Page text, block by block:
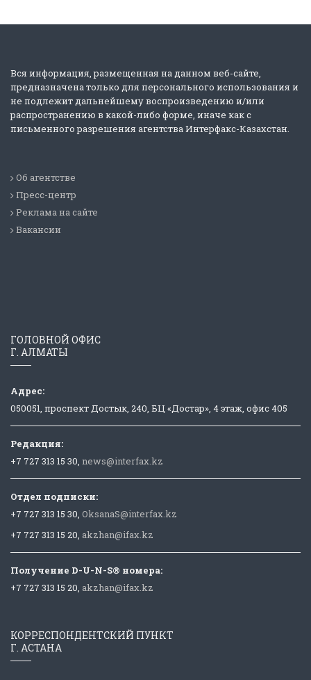
Вся информация, размещенная на данном веб-сайте,
предназначена только для персонального использования и
не подлежит дальнейшему воспроизведению и/или
распространению в какой-либо форме, иначе как с
письменного разрешения агентства Интерфакс-Казахстан.
Об агентстве
Пресс-центр
Реклама на сайте
Вакансии
ГОЛОВНОЙ ОФИС
Г. АЛМАТЫ
Адрес:
050051, проспект Достык, 240, БЦ «Достар», 4 этаж, офис 405
Редакция:
+7 727 313 15 30, news@interfax.kz
Отдел подписки:
+7 727 313 15 30, OksanaS@interfax.kz
+7 727 313 15 20, akzhan@ifax.kz
Получение D-U-N-S® номера:
+7 727 313 15 20, akzhan@ifax.kz
КОРРЕСПОНДЕНТСКИЙ ПУНКТ
Г. АСТАНА